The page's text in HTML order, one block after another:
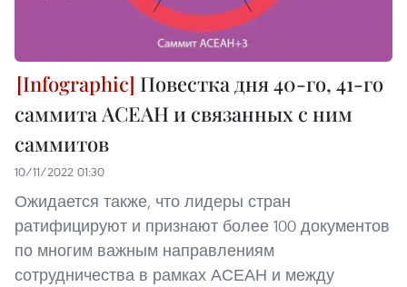
Повестка дня 40-го, 41-го
саммита АСЕАН и связанных с ним
саммитов
10/11/2022 01:30
Ожидается также, что лидеры стран
ратифицируют и признают более 100 документов
по многим важным направлениям
сотрудничества в рамках АСЕАН и между